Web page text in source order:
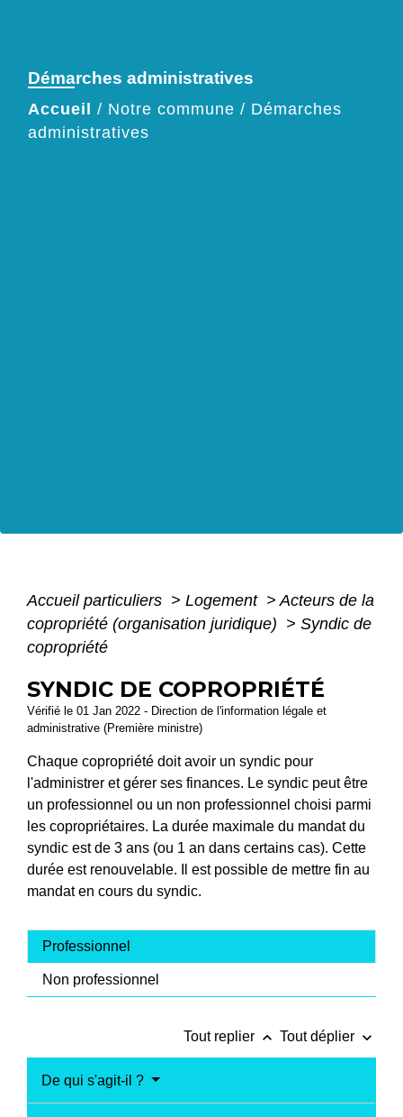
Démarches administratives
Accueil / Notre commune / Démarches
administratives
Accueil particuliers > Logement > Acteurs de la
copropriété (organisation juridique) > Syndic de
copropriété
SYNDIC DE COPROPRIÉTÉ
Vérifié le 01 Jan 2022 - Direction de l'information légale et
administrative (Première ministre)
Chaque copropriété doit avoir un syndic pour
l'administrer et gérer ses finances. Le syndic peut être
un professionnel ou un non professionnel choisi parmi
les copropriétaires. La durée maximale du mandat du
syndic est de 3 ans (ou 1 an dans certains cas). Cette
durée est renouvelable. Il est possible de mettre fin au
mandat en cours du syndic.
Professionnel
Non professionnel
Tout replier keyboard_arrow_up Tout déplier keyboard_arrow_down
De qui s'agit-il ?